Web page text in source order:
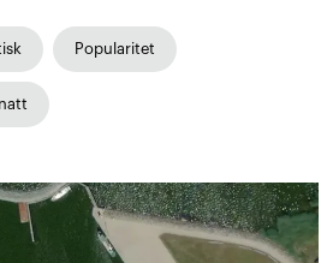
Popularitet